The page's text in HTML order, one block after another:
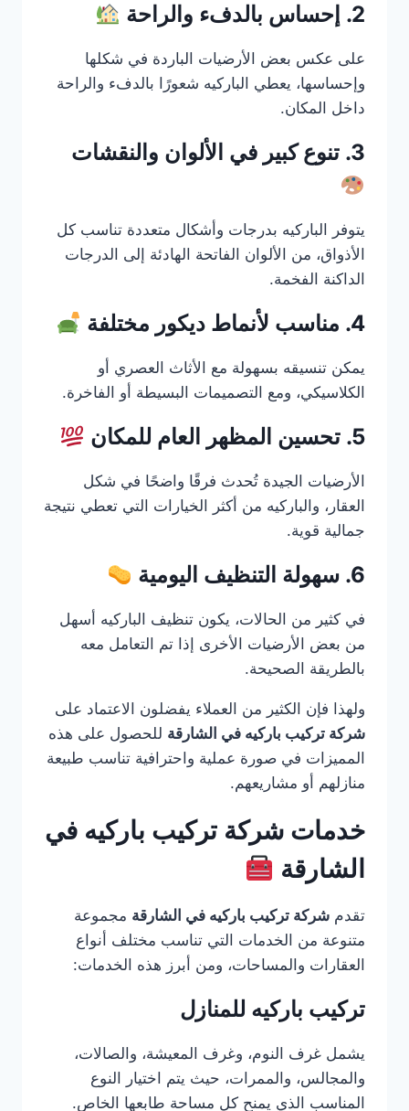
2. إحساس بالدفء والراحة
على عكس بعض الأرضيات الباردة في شكلها
وإحساسها، يعطي الباركيه شعورًا بالدفء والراحة
داخل المكان.
3. تنوع كبير في الألوان والنقشات
يتوفر الباركيه بدرجات وأشكال متعددة تناسب كل
الأذواق، من الألوان الفاتحة الهادئة إلى الدرجات
الداكنة الفخمة.
4. مناسب لأنماط ديكور مختلفة
يمكن تنسيقه بسهولة مع الأثاث العصري أو
الكلاسيكي، ومع التصميمات البسيطة أو الفاخرة.
5. تحسين المظهر العام للمكان
الأرضيات الجيدة تُحدث فرقًا واضحًا في شكل
العقار، والباركيه من أكثر الخيارات التي تعطي نتيجة
جمالية قوية.
6. سهولة التنظيف اليومية
في كثير من الحالات، يكون تنظيف الباركيه أسهل
من بعض الأرضيات الأخرى إذا تم التعامل معه
بالطريقة الصحيحة.
ولهذا فإن الكثير من العملاء يفضلون الاعتماد على
شركة تركيب باركيه في الشارقة للحصول على هذه
المميزات في صورة عملية واحترافية تناسب طبيعة
منازلهم أو مشاريعهم.
خدمات شركة تركيب باركيه في
الشارقة
تقدم شركة تركيب باركيه في الشارقة مجموعة
متنوعة من الخدمات التي تناسب مختلف أنواع
العقارات والمساحات، ومن أبرز هذه الخدمات:
تركيب باركيه للمنازل
يشمل غرف النوم، وغرف المعيشة، والصالات،
والمجالس، والممرات، حيث يتم اختيار النوع
المناسب الذي يمنح كل مساحة طابعها الخاص.